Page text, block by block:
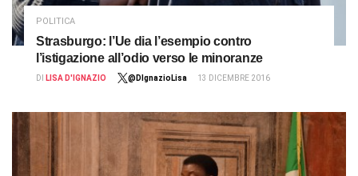
POLITICA
Strasburgo: l’Ue dia l’esempio contro
l’istigazione all’odio verso le minoranze
DI LISA D'IGNAZIO @DIgnazioLisa 13 DICEMBRE 2016